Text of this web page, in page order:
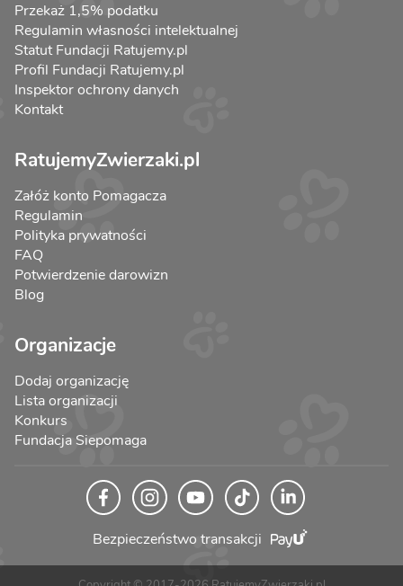
Przekaż 1,5% podatku
Regulamin własności intelektualnej
Statut Fundacji Ratujemy.pl
Profil Fundacji Ratujemy.pl
Inspektor ochrony danych
Kontakt
RatujemyZwierzaki.pl
Załóż konto Pomagacza
Regulamin
Polityka prywatności
FAQ
Potwierdzenie darowizn
Blog
Organizacje
Dodaj organizację
Lista organizacji
Konkurs
Fundacja Siepomaga
Bezpieczeństwo transakcji